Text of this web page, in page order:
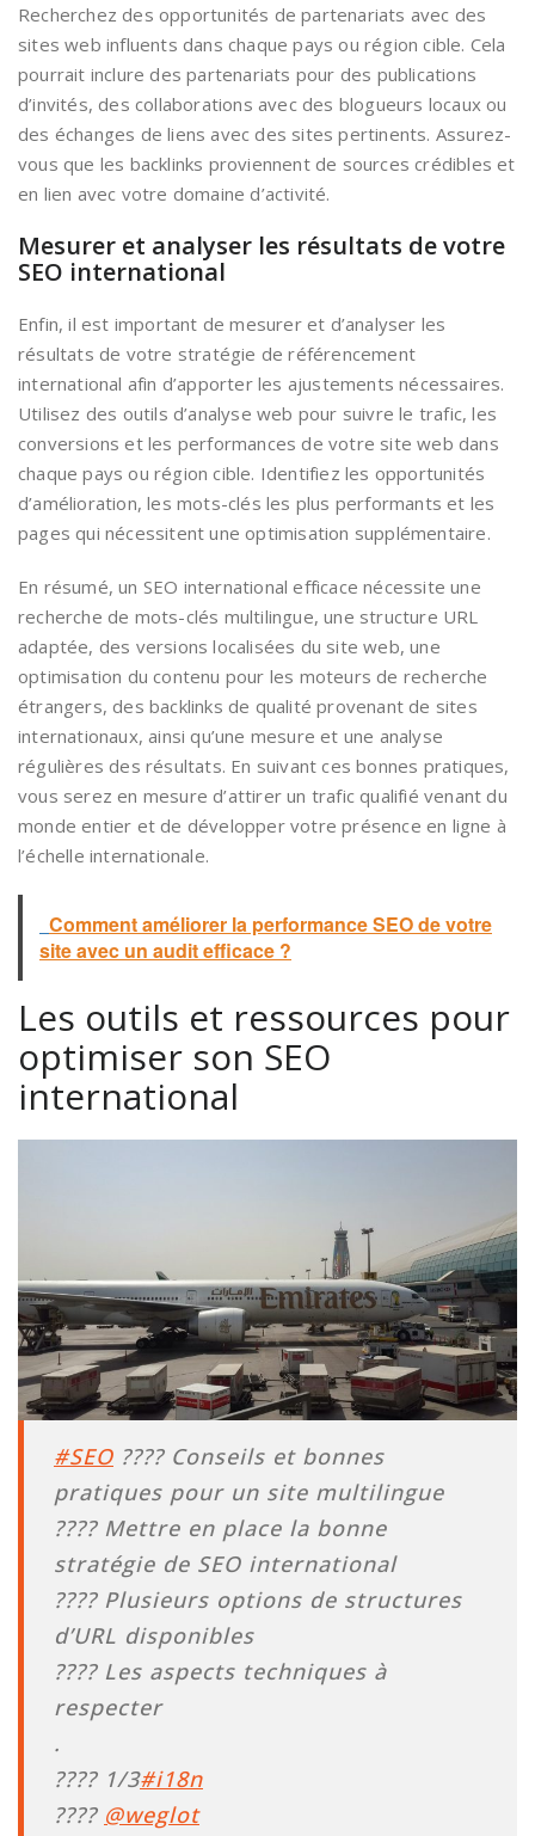
Recherchez des opportunités de partenariats avec des
sites web influents dans chaque pays ou région cible. Cela
pourrait inclure des partenariats pour des publications
d’invités, des collaborations avec des blogueurs locaux ou
des échanges de liens avec des sites pertinents. Assurez-
vous que les backlinks proviennent de sources crédibles et
en lien avec votre domaine d’activité.
Mesurer et analyser les résultats de votre
SEO international
Enfin, il est important de mesurer et d’analyser les
résultats de votre stratégie de référencement
international afin d’apporter les ajustements nécessaires.
Utilisez des outils d’analyse web pour suivre le trafic, les
conversions et les performances de votre site web dans
chaque pays ou région cible. Identifiez les opportunités
d’amélioration, les mots-clés les plus performants et les
pages qui nécessitent une optimisation supplémentaire.
En résumé, un SEO international efficace nécessite une
recherche de mots-clés multilingue, une structure URL
adaptée, des versions localisées du site web, une
optimisation du contenu pour les moteurs de recherche
étrangers, des backlinks de qualité provenant de sites
internationaux, ainsi qu’une mesure et une analyse
régulières des résultats. En suivant ces bonnes pratiques,
vous serez en mesure d’attirer un trafic qualifié venant du
monde entier et de développer votre présence en ligne à
l’échelle internationale.
Comment améliorer la performance SEO de votre
site avec un audit efficace ?
Les outils et ressources pour
optimiser son SEO
international
#SEO ???? Conseils et bonnes
pratiques pour un site multilingue
???? Mettre en place la bonne
stratégie de SEO international
???? Plusieurs options de structures
d’URL disponibles
???? Les aspects techniques à
respecter
.
???? 1/3#i18n
???? @weglot